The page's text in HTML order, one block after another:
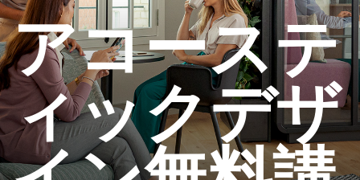
アコーステ
ィックデザ